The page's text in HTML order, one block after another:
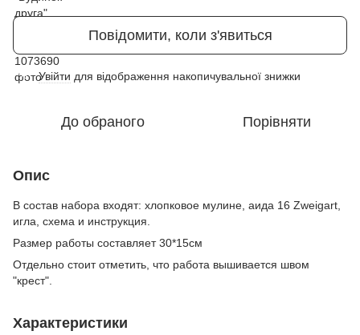
Повідомити, коли з'явиться
% Увійти для відображення накопичувальної знижки
До обраного Порівняти
Опис
В состав набора входят: хлопковое мулине, аида 16 Zweigart,
игла, схема и инструкция.
Размер работы составляет 30*15см
Отдельно стоит отметить, что работа вышивается швом
"крест".
Характеристики